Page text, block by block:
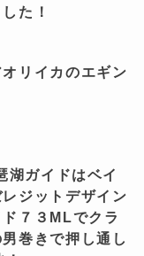
た！
リイカのエギン
湖ガイドはベイ
レジットデザイン
７３MLでクラ
巻きで押し通し